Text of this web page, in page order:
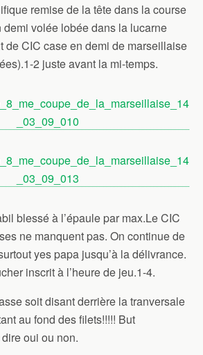
remise de la tête dans la course
demi volée lobée dans la lucarne
de CIC case en demi de marseillaise
2 juste avant la mi-temps.
blessé à l’épaule par max.Le CIC
ne manquent pas. On continue de
yes papa jusqu’à la délivrance.
inscrit à l’heure de jeu.1-4.
soit disant derrière la tranversale
au fond des filets!!!!! But
oui ou non.